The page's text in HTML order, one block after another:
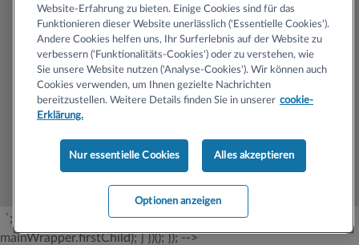
Copyright © 2020 Travelex Deutschland GmbH (und Ihre Lizenzgeber).
Alle Rechte vorbehalten
Unsere AGB
Datenschutzerklärung
Cookie-Einstellungen
`; mainWrapper.insertBefore(promoWrapper,
mainWrapper.firstChild); } })(); }); -->
Website-Erfahrung zu bieten. Einige Cookies sind für das
Funktionieren dieser Website unerlässlich ('Essentielle Cookies').
Andere Cookies helfen uns, Ihr Surferlebnis auf der Website zu
verbessern ('Funktionalitäts-Cookies') oder zu verstehen, wie
Sie unsere Website nutzen ('Analyse-Cookies'). Wir können auch
Cookies verwenden, um Ihnen gezielte Nachrichten
bereitzustellen. Weitere Details finden Sie in unserer cookie-
Erklärung.
Nur essentielle Cookies Alles akzeptieren
Optionen anzeigen